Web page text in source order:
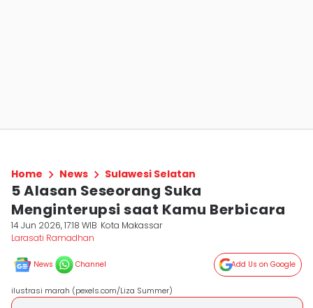
Home News Sulawesi Selatan
5 Alasan Seseorang Suka
Menginterupsi saat Kamu Berbicara
14 Jun 2026, 17:18 WIB Kota Makassar
Larasati Ramadhan
News Channel Add Us on Google
ilustrasi marah (pexels.com/Liza Summer)